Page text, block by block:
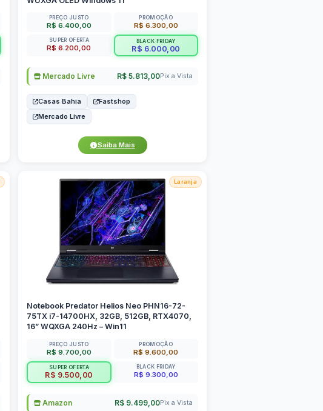
PREÇO JUSTO
R$ 6.400,00
PROMOÇÃO
R$ 6.300,00
SUPER OFERTA
R$ 6.200,00
BLACK FRIDAY
R$ 6.000,00
Mercado Livre R$ 5.813,00Pix a Vista
Casas Bahia
Fastshop
Mercado Livre
Saiba Mais
Laranja
Notebook Predator Helios Neo PHN16-72-
75TX i7-14700HX, 32GB, 512GB, RTX4070,
16” WQXGA 240Hz – Win11
PREÇO JUSTO
R$ 9.700,00
PROMOÇÃO
R$ 9.600,00
SUPER OFERTA
R$ 9.500,00
BLACK FRIDAY
R$ 9.300,00
Amazon R$ 9.499,00Pix a Vista